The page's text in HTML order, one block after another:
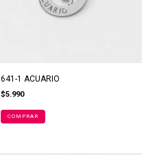
641-1 ACUARIO
$5.990